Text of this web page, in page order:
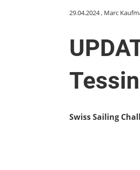
29.04.2024, Marc
Tessin
Swiss Sailing